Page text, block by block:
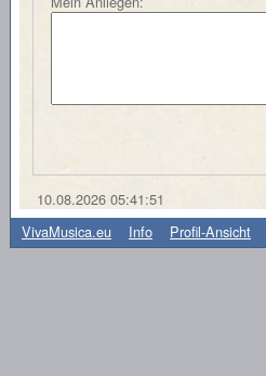
10.08.2026 05:41:51
-VivaMusica.eu Info - Profil-Ansicht -